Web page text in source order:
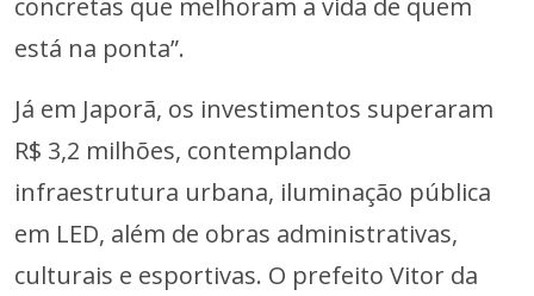
está na ponta”.
Já em Japorã, os investimentos superaram
R$ 3,2 milhões, contemplando
infraestrutura urbana, iluminação pública
em LED, além de obras administrativas,
culturais e esportivas. O prefeito Vitor da